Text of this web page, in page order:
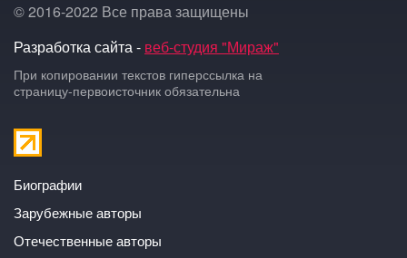
© 2016-2022 Все права защищены
Разработка сайта - веб-студия "Мираж"
При копировании текстов гиперссылка на
страницу-первоисточник обязательна
Биографии
Зарубежные авторы
Отечественные авторы